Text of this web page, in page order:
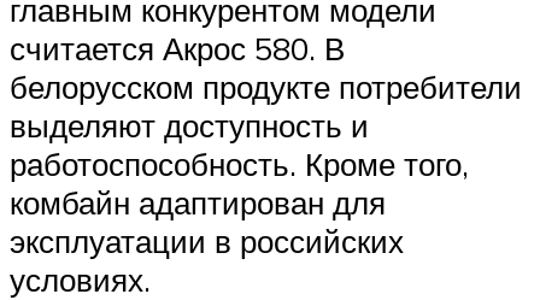
главным конкурентом модели
считается Акрос 580. В
белорусском продукте потребители
выделяют доступность и
работоспособность. Кроме того,
комбайн адаптирован для
эксплуатации в российских
условиях.